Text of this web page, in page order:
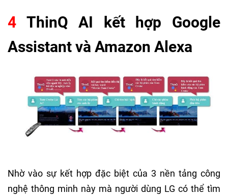
4 ThinQ AI kết hợp Google
Assistant và Amazon Alexa
Nhờ vào sự kết hợp đặc biệt của 3 nền tảng công
nghệ thông minh này mà người dùng LG có thể tìm